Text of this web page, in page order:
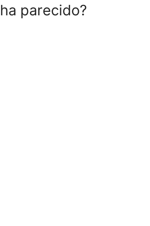
parecido?